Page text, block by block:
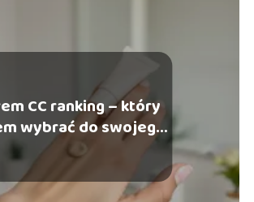
CC ranking – który
wybrać do swojego
typu cery?